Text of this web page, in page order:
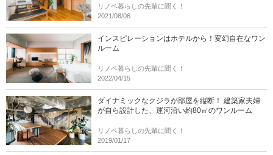
リノベ暮らしの先輩に聞く！
2021/08/06
インスピレーションはホテルから！変幻自在なワン
ルーム
リノベ暮らしの先輩に聞く！
2022/04/15
ダイナミックなクジラが部屋を縦断！ 建築家夫婦
が自ら設計した、運河沿い約80㎡のワンルーム
リノベ暮らしの先輩に聞く！
2019/01/17